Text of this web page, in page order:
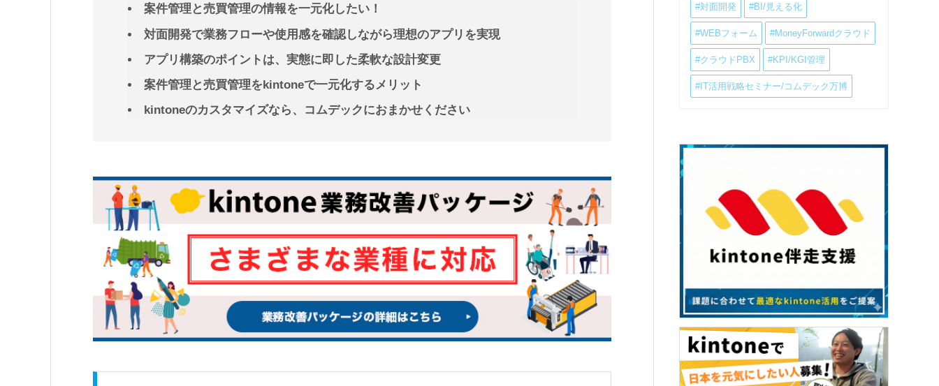
案件管理と売買管理の情報を一元化したい！
対面開発で業務フローや使用感を確認しながら理想のアプリを実現
アプリ構築のポイントは、実態に即した柔軟な設計変更
案件管理と売買管理をkintoneで一元化するメリット
kintoneのカスタマイズなら、コムデックにおまかせください
#対面開発 #BI/見える化
#WEBフォーム #MoneyForwardクラウド
#クラウドPBX #KPI/KGI管理
#IT活用戦略セミナー/コムデック万博